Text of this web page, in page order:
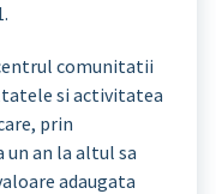
comunitatii
si activitatea
prin
un an la altul sa
adaugata